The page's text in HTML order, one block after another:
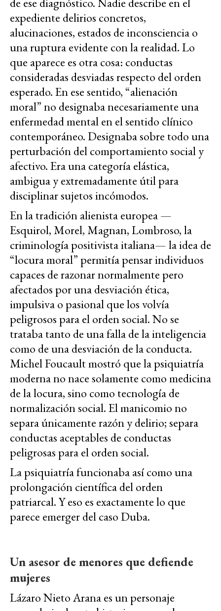
expediente delirios concretos,
alucinaciones, estados de inconsciencia o
una ruptura evidente con la realidad. Lo
que aparece es otra cosa: conductas
consideradas desviadas respecto del orden
esperado. En ese sentido, “alienación
moral” no designaba necesariamente una
enfermedad mental en el sentido clínico
contemporáneo. Designaba sobre todo una
perturbación del comportamiento social y
afectivo. Era una categoría elástica,
ambigua y extremadamente útil para
disciplinar sujetos incómodos.
En la tradición alienista europea —
Esquirol, Morel, Magnan, Lombroso, la
criminología positivista italiana— la idea de
“locura moral” permitía pensar individuos
capaces de razonar normalmente pero
afectados por una desviación ética,
impulsiva o pasional que los volvía
peligrosos para el orden social. No se
trataba tanto de una falla de la inteligencia
como de una desviación de la conducta.
Michel Foucault mostró que la psiquiatría
moderna no nace solamente como medicina
de la locura, sino como tecnología de
normalización social. El manicomio no
separa únicamente razón y delirio; separa
conductas aceptables de conductas
peligrosas para el orden social.
La psiquiatría funcionaba así como una
prolongación científica del orden
patriarcal. Y eso es exactamente lo que
parece emerger del caso Duba.
Un asesor de menores que defiende
mujeres
Lázaro Nieto Arana es un personaje